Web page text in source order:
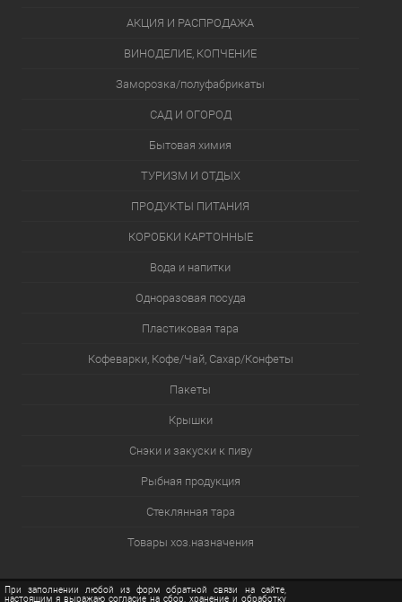
АКЦИЯ И РАСПРОДАЖА
ВИНОДЕЛИЕ, КОПЧЕНИЕ
Заморозка/полуфабрикаты
САД И ОГОРОД
Бытовая химия
ТУРИЗМ И ОТДЫХ
ПРОДУКТЫ ПИТАНИЯ
КОРОБКИ КАРТОННЫЕ
Вода и напитки
Одноразовая посуда
Пластиковая тара
Кофеварки, Кофе/Чай, Сахар/Конфеты
Пакеты
Крышки
Снэки и закуски к пиву
Рыбная продукция
Стеклянная тара
Товары хоз.назначения
При заполнении любой из форм обратной связи на сайте,
настоящим я выражаю согласие на сбор, хранение и обработку